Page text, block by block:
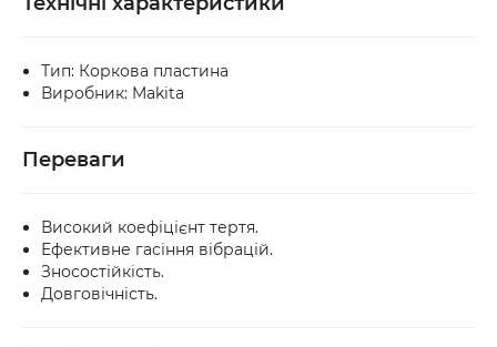
доставки.
Тип: Коркова пластина
Виробник: Makita
Переваги
Високий коефіцієнт тертя.
Ефективне гасіння вібрацій.
Зносостійкість.
Довговічність.